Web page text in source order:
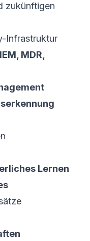
zukünftigen
Infrastruktur
MDR,
Lernen